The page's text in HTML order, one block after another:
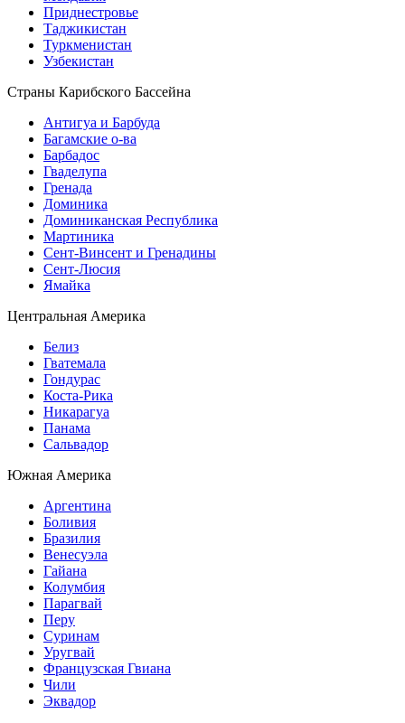
Приднестровье
Таджикистан
Туркменистан
Узбекистан
Страны Карибского Бассейна
Антигуа и Барбуда
Багамские о-ва
Барбадос
Гваделупа
Гренада
Доминика
Доминиканская Республика
Мартиника
Сент-Винсент и Гренадины
Сент-Люсия
Ямайка
Центральная Америка
Белиз
Гватемала
Гондурас
Коста-Рика
Никарагуа
Панама
Сальвадор
Южная Америка
Аргентина
Боливия
Бразилия
Венесуэла
Гайана
Колумбия
Парагвай
Перу
Суринам
Уругвай
Французская Гвиана
Чили
Эквадор